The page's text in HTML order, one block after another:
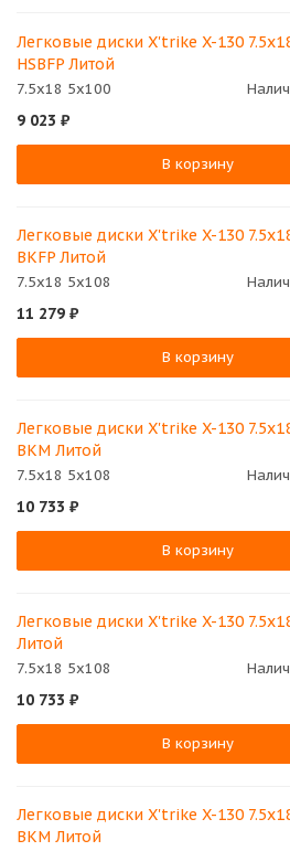
Легковые диски X'trike X-130
HSBFP Литой
7.5x18 5x100
9 023 ₽
В корзину
Легковые диски X'trike X-130
BKFP Литой
7.5x18 5x108
11 279 ₽
В корзину
Легковые диски X'trike X-130
BKM Литой
7.5x18 5x108
10 733 ₽
В корзину
Легковые диски X'trike X-130
Литой
7.5x18 5x108
10 733 ₽
В корзину
Легковые диски X'trike X-130
BKM Литой